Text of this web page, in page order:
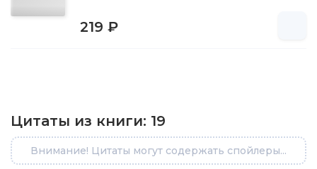
219 ₽
Цитаты из книги: 19
Внимание! Цитаты могут содержать спойлеры...